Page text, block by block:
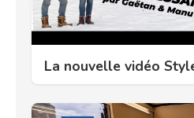
La nouvelle vidéo